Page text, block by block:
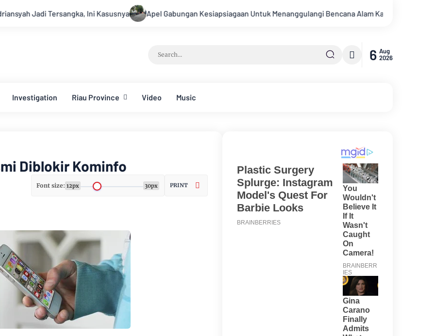
Ini Kasusnya Apel Gabungan Kesiapsiagaan Untuk Menanggulangi Bencana Alam Kabupaten Bengkalis
6 Aug
2026
Investigation Riau Province Video Music
Diblokir Kominfo
Font size: 12px 30px PRINT